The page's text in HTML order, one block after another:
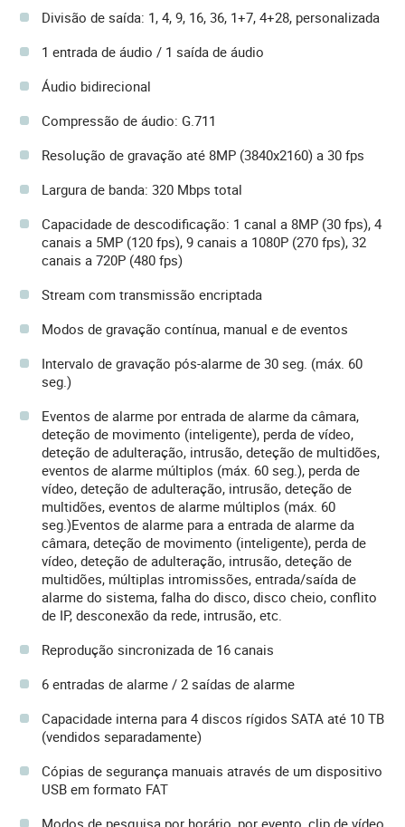
Divisão de saída: 1, 4, 9, 16, 36, 1+7, 4+28, personalizada
1 entrada de áudio / 1 saída de áudio
Áudio bidirecional
Compressão de áudio: G.711
Resolução de gravação até 8MP (3840x2160) a 30 fps
Largura de banda: 320 Mbps total
Capacidade de descodificação: 1 canal a 8MP (30 fps), 4
canais a 5MP (120 fps), 9 canais a 1080P (270 fps), 32
canais a 720P (480 fps)
Stream com transmissão encriptada
Modos de gravação contínua, manual e de eventos
Intervalo de gravação pós-alarme de 30 seg. (máx. 60
seg.)
Eventos de alarme por entrada de alarme da câmara,
deteção de movimento (inteligente), perda de vídeo,
deteção de adulteração, intrusão, deteção de multidões,
eventos de alarme múltiplos (máx. 60 seg.), perda de
vídeo, deteção de adulteração, intrusão, deteção de
multidões, eventos de alarme múltiplos (máx. 60
seg.)Eventos de alarme para a entrada de alarme da
câmara, deteção de movimento (inteligente), perda de
vídeo, deteção de adulteração, intrusão, deteção de
multidões, múltiplas intromissões, entrada/saída de
alarme do sistema, falha do disco, disco cheio, conflito
de IP, desconexão da rede, intrusão, etc.
Reprodução sincronizada de 16 canais
6 entradas de alarme / 2 saídas de alarme
Capacidade interna para 4 discos rígidos SATA até 10 TB
(vendidos separadamente)
Cópias de segurança manuais através de um dispositivo
USB em formato FAT
Modos de pesquisa por horário, por evento, clip de vídeo